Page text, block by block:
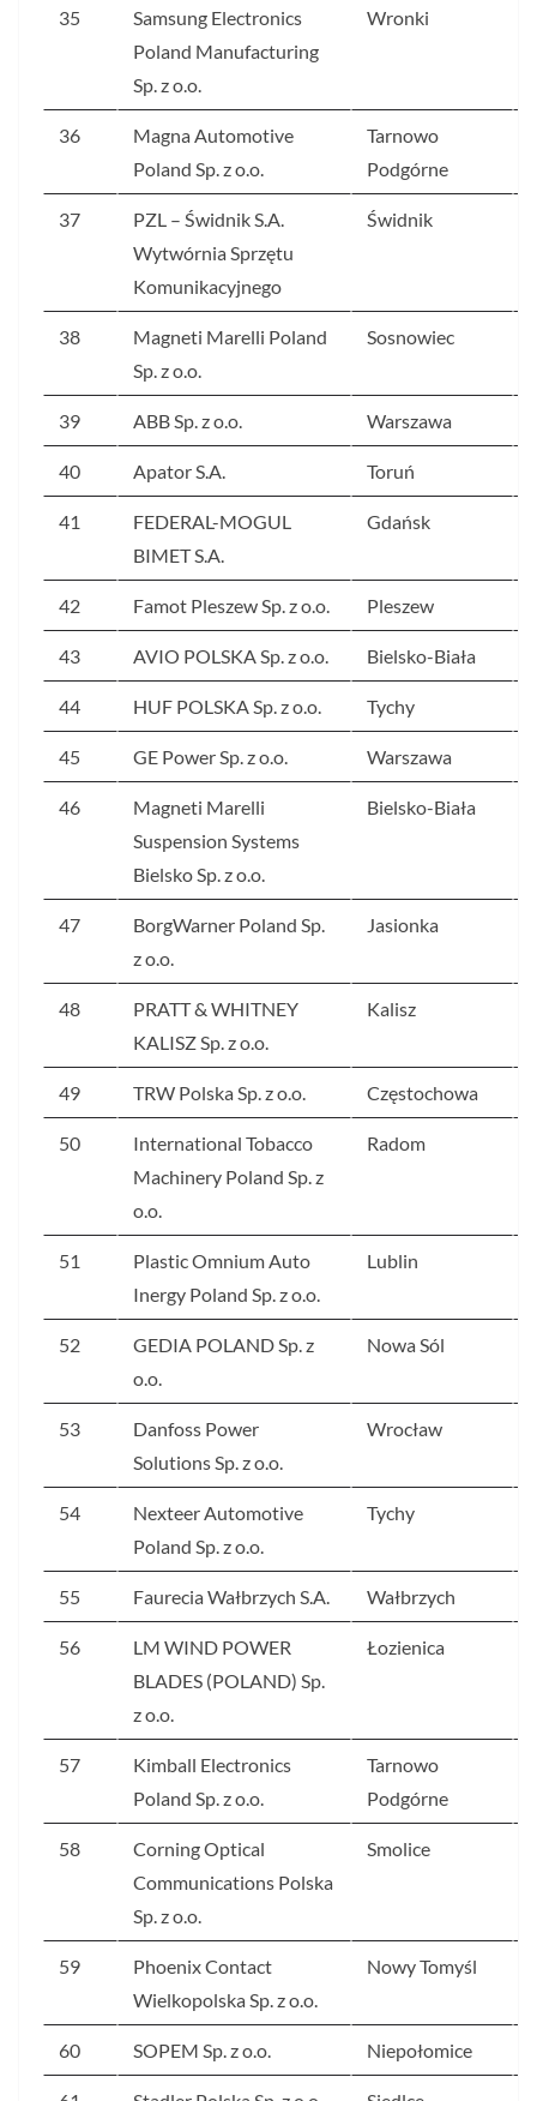
35
Samsung Electronics
Poland Manufacturing
Sp. z o.o.
Wronki
36
Magna Automotive
Poland Sp. z o.o.
Tarnowo
Podgórne
37
PZL – Świdnik S.A.
Wytwórnia Sprzętu
Komunikacyjnego
Świdnik
38
Magneti Marelli Poland
Sp. z o.o.
Sosnowiec
39 ABB Sp. z o.o. Warszawa
40 Apator S.A. Toruń
41
FEDERAL-MOGUL
BIMET S.A.
Gdańsk
42 Famot Pleszew Sp. z o.o. Pleszew
43 AVIO POLSKA Sp. z o.o. Bielsko-Biała
44 HUF POLSKA Sp. z o.o. Tychy
45 GE Power Sp. z o.o. Warszawa
46
Magneti Marelli
Suspension Systems
Bielsko Sp. z o.o.
Bielsko-Biała
47
BorgWarner Poland Sp.
z o.o.
Jasionka
48
PRATT & WHITNEY
KALISZ Sp. z o.o.
Kalisz
49 TRW Polska Sp. z o.o. Częstochowa
50
International Tobacco
Machinery Poland Sp. z
o.o.
Radom
51
Plastic Omnium Auto
Inergy Poland Sp. z o.o.
Lublin
52
GEDIA POLAND Sp. z
o.o.
Nowa Sól
53
Danfoss Power
Solutions Sp. z o.o.
Wrocław
54
Nexteer Automotive
Poland Sp. z o.o.
Tychy
55 Faurecia Wałbrzych S.A. Wałbrzych
56
LM WIND POWER
BLADES (POLAND) Sp.
z o.o.
Łozienica
57
Kimball Electronics
Poland Sp. z o.o.
Tarnowo
Podgórne
58
Corning Optical
Communications Polska
Sp. z o.o.
Smolice
59
Phoenix Contact
Wielkopolska Sp. z o.o.
Nowy Tomyśl
60 SOPEM Sp. z o.o. Niepołomice